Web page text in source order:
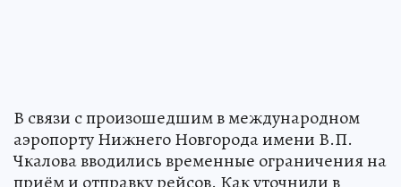
В связи с произошедшим в международном
аэропорту Нижнего Новгорода имени В.П.
Чкалова вводились временные ограничения на
приём и отправку рейсов. Как уточнили в